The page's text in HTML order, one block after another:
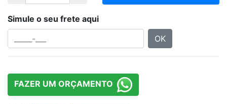
Simule o seu frete aqui
OK
FAZER UM ORÇAMENTO